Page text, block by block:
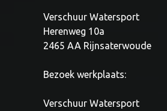
Verschuur Watersport
Herenweg 10a
2465 AA Rijnsaterwoude
Bezoek werkplaats:
Verschuur Watersport